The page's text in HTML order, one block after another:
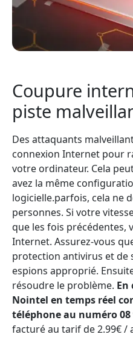
Coupure
piste
Des attaquants
connexion Internet pour
votre ordinateur. Cela
avez la même
logicielle.parfois, cela ne
personnes. Si votre
que les fois précédentes,
Internet. Assurez-vous
protection antivirus et de
espions approprié.
résoudre le problème. En
Nointel en temps réel
téléphone au numéro 08
facturé au tarif de 2.99€ /